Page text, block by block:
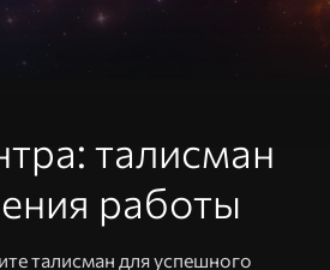
талисман
работы
талисман для успешного